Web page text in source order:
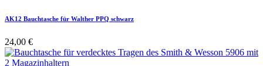
AK12 Bauchtasche für Walther PPQ schwarz
24,00 €